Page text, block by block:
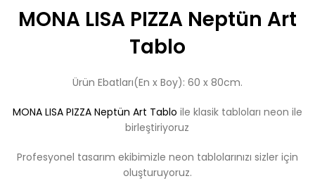
MONA LISA PIZZA Neptün Art
Tablo
Ürün Ebatları(En x Boy): 60 x 80cm.
MONA LISA PIZZA Neptün Art Tablo ile klasik tabloları neon ile
birleştiriyoruz
Profesyonel tasarım ekibimizle neon tablolarınızı sizler için
oluşturuyoruz.